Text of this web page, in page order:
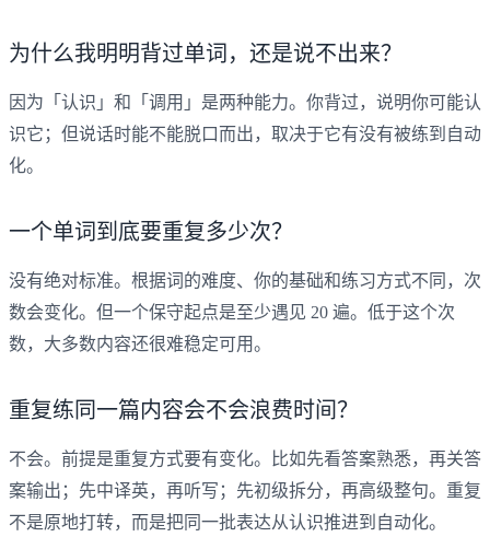
为什么我明明背过单词，还是说不出来？
因为「认识」和「调用」是两种能力。你背过，说明你可能认
识它；但说话时能不能脱口而出，取决于它有没有被练到自动
化。
一个单词到底要重复多少次？
没有绝对标准。根据词的难度、你的基础和练习方式不同，次
数会变化。但一个保守起点是至少遇见 20 遍。低于这个次
数，大多数内容还很难稳定可用。
重复练同一篇内容会不会浪费时间？
不会。前提是重复方式要有变化。比如先看答案熟悉，再关答
案输出；先中译英，再听写；先初级拆分，再高级整句。重复
不是原地打转，而是把同一批表达从认识推进到自动化。